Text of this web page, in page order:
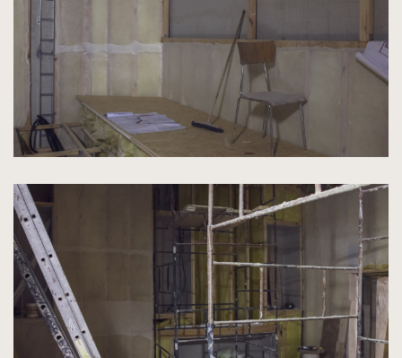
oryginalnych
spowoduje
powiększenie
zdjęcia
do
rozmiarów
oryginalnych